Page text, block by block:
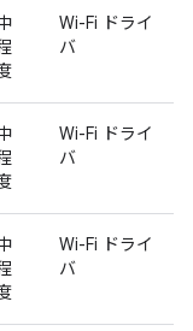
Wi-Fi ドライ
バ
Wi-Fi ドライ
バ
Wi-Fi ドライ
バ